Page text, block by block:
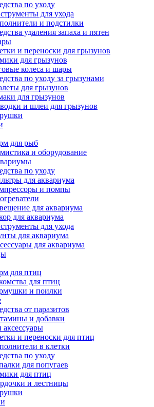
по уходу
для ухода
и подстилки
удаления запаха и пятен
и переноски для грызунов
для грызунов
колеса и шары
по уходу за грызунами
для грызунов
для грызунов
и шлеи для грызунов
для рыб
и оборудование
по уходу
для аквариума
и помпы
для аквариума
для аквариума
для ухода
для аквариума
для аквариума
для птиц
для птиц
и поилки
от паразитов
и добавки
аксессуары
и переноски для птиц
в клетки
по уходу
для попугаев
для птиц
и лестницы